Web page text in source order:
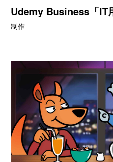
Udemy Business「IT
制作